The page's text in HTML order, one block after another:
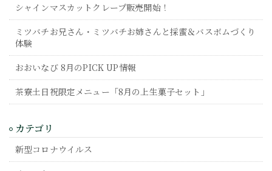
シャインマスカットクレープ販売開始！
ミツバチお兄さん・ミツバチお姉さんと採蜜＆バスボムづくり
体験
おおいなび 8月のPICK UP情報
茶寮土日祝限定メニュー「8月の上生菓子セット」
カテゴリ
新型コロナウイルス